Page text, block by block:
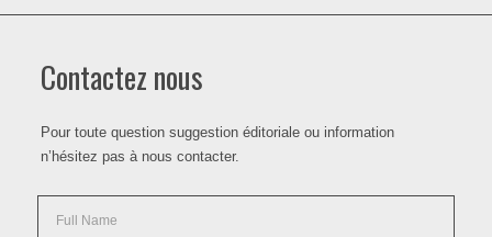
Contactez nous
Pour toute question suggestion éditoriale ou information
n’hésitez pas à nous contacter.